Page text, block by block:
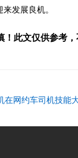
发展良机。
此文仅供参考，
在网约车司机技能